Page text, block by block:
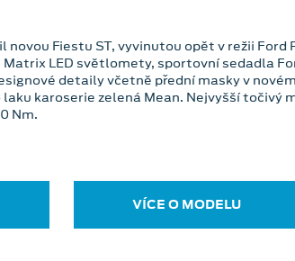
novou Fiestu ST, vyvinutou opět v režii Ford
LED světlomety, sportovní sedadla
detaily včetně přední masky v
karoserie zelená Mean. Nejvyšší točivý
Nm.
VÍCE O MODELU